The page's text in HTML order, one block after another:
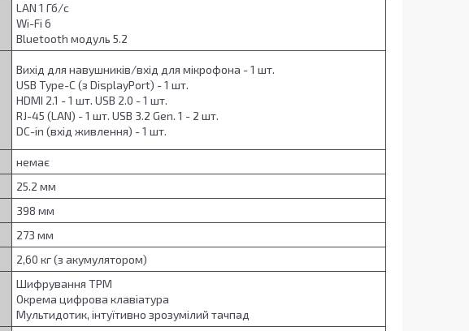
LAN 1 Гб/с
Wi-Fi 6
Bluetooth модуль 5.2
Вихід для навушників/вхід для мікрофона - 1 шт.
USB Type-C (з DisplayPort) - 1 шт.
HDMI 2.1 - 1 шт. USB 2.0 - 1 шт.
RJ-45 (LAN) - 1 шт. USB 3.2 Gen. 1 - 2 шт.
DC-in (вхід живлення) - 1 шт.
немає
25.2 мм
398 мм
273 мм
2,60 кг (з акумулятором)
Шифрування TPM
Окрема цифрова клавіатура
Мультидотик, інтуїтивно зрозумілий тачпад